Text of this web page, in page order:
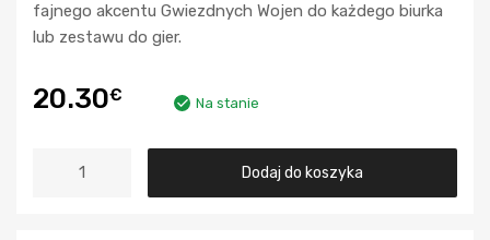
fajnego akcentu Gwiezdnych Wojen do każdego biurka
lub zestawu do gier.
20.30€ Na stanie
Dodaj do koszyka